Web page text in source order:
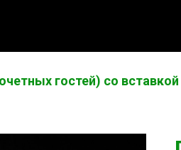
гостей) со